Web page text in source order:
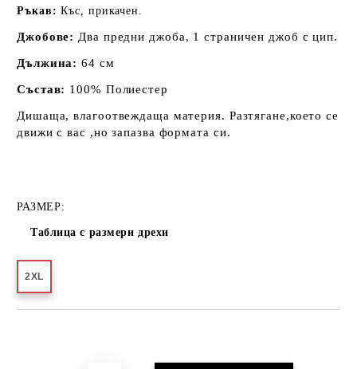
Ръкав:Къс, прикачен.
Джобове: Два предни джоба, 1 страничен джоб с цип.
Дължина:64 см
Състав: 100% Полиестер
Дишаща, влагоотвеждаща материя. Разтягане,което се
движи с вас ,но запазва формата си.
РАЗМЕР:
Таблица с размери дрехи
2XL